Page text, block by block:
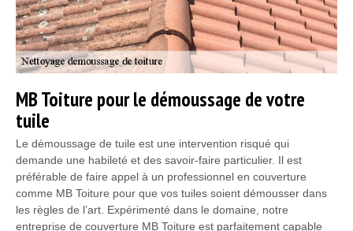
MB Toiture pour le démoussage de votre
tuile
Le démoussage de tuile est une intervention risqué qui
demande une habileté et des savoir-faire particulier. Il est
préférable de faire appel à un professionnel en couverture
comme MB Toiture pour que vos tuiles soient démousser dans
les règles de l’art. Expérimenté dans le domaine, notre
entreprise de couverture MB Toiture est parfaitement capable